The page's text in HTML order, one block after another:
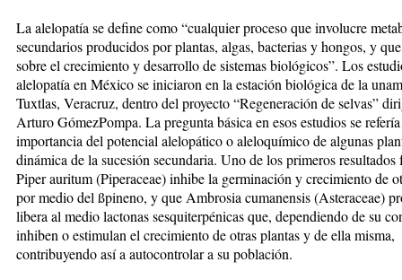
La alelopatía se define como “cualquier proceso que involucre
secundarios producidos por plantas, algas, bacterias y hongos, y
sobre el crecimiento y desarrollo de sistemas biológicos”. Los
alelopatía en México se iniciaron en la estación biológica de la
Tuxtlas, Veracruz, dentro del proyecto “Regeneración de selvas”
Arturo GómezPompa. La pregunta básica en esos estudios se
importancia del potencial alelopático o aleloquímico de algunas
dinámica de la sucesión secundaria. Uno de los primeros resultados
Piper auritum (Piperaceae) inhibe la germinación y crecimiento de
por medio del ßpineno, y que Ambrosia cumanensis (Asteraceae)
libera al medio lactonas sesquiterpénicas que, dependiendo de su
inhiben o estimulan el crecimiento de otras plantas y de ella misma,
contribuyendo así a autocontrolar a su población.